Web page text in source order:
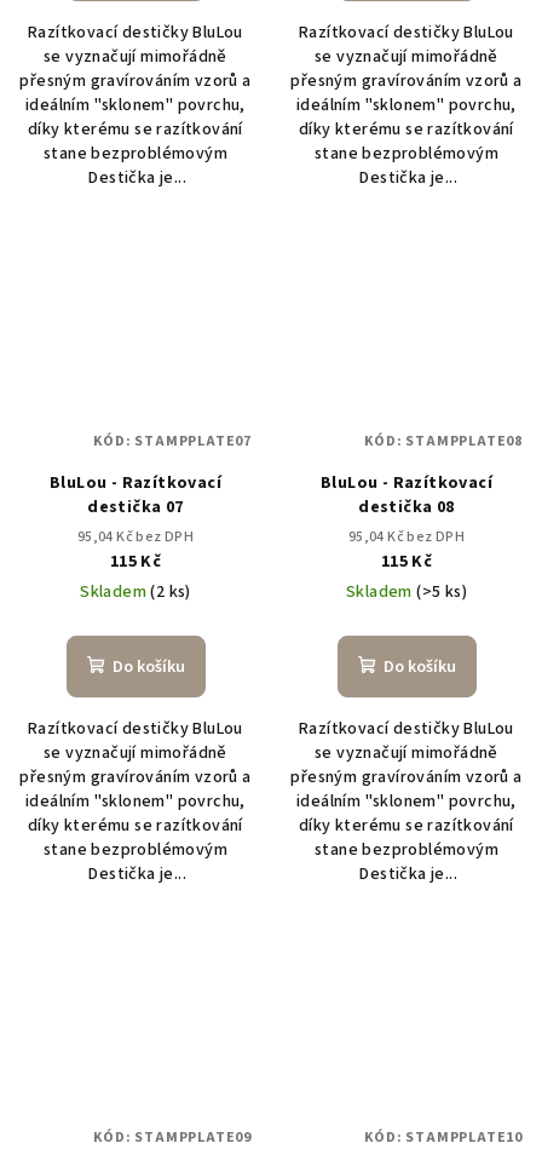
Razítkovací destičky BluLou
se vyznačují mimořádně
přesným gravírováním vzorů a
ideálním "sklonem" povrchu,
díky kterému se razítkování
stane bezproblémovým
Destička je...
Razítkovací destičky BluLou
se vyznačují mimořádně
přesným gravírováním vzorů a
ideálním "sklonem" povrchu,
díky kterému se razítkování
stane bezproblémovým
Destička je...
BluLou - Razítkovací
destička 07
95,04 Kč bez DPH
115 Kč
Skladem(2 ks)
Do košíku
Razítkovací destičky BluLou
se vyznačují mimořádně
přesným gravírováním vzorů a
ideálním "sklonem" povrchu,
díky kterému se razítkování
stane bezproblémovým
Destička je...
KÓD: STAMPPLATE07
BluLou - Razítkovací
destička 08
95,04 Kč bez DPH
115 Kč
Skladem(>5 ks)
Do košíku
Razítkovací destičky BluLou
se vyznačují mimořádně
přesným gravírováním vzorů a
ideálním "sklonem" povrchu,
díky kterému se razítkování
stane bezproblémovým
Destička je...
KÓD: STAMPPLATE08
KÓD: STAMPPLATE09 KÓD: STAMPPLATE10